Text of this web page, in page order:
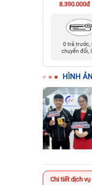
8.390.000đ
0 trả trước,
chuyển đổi,
HÌNH
Chi tiết dịch vụ